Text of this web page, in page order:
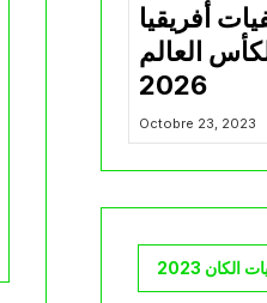
أفريقيا
العالم
2026
Octobre 23, 2023
2023